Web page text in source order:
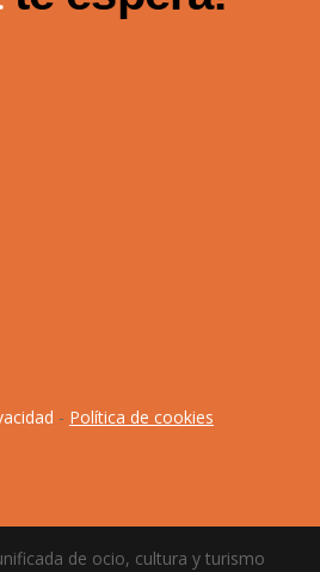
- Política de cookies
de ocio, cultura y turismo